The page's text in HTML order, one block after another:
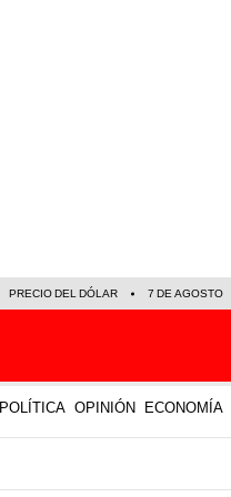
PRECIO DEL DÓLAR 7 DE AGOSTO
POLÍTICA OPINIÓN ECONOMÍA